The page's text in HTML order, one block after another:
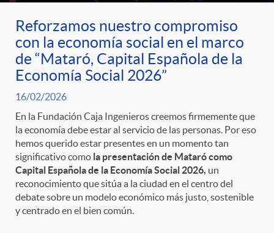
Reforzamos nuestro compromiso
con la economía social en el marco
de “Mataró, Capital Española de la
Economía Social 2026”
16/02/2026
En la Fundación Caja Ingenieros creemos firmemente que
la economía debe estar al servicio de las personas. Por eso
hemos querido estar presentes en un momento tan
significativo como la presentación de Mataró como
Capital Española de la Economía Social 2026, un
reconocimiento que sitúa a la ciudad en el centro del
debate sobre un modelo económico más justo, sostenible
y centrado en el bien común.